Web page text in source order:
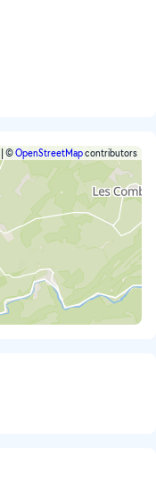
©OpenStreetMapcontributors